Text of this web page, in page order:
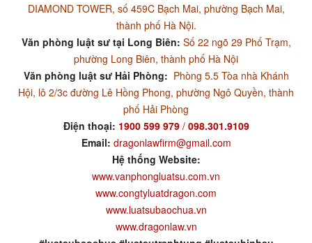
DIAMOND TOWER, số 459C Bạch Mai, phường Bạch Mai,
thành phố Hà Nội.
Văn phòng luật sư tại Long Biên: Số 22 ngõ 29 Phố Trạm,
phường Long Biên, thành phố Hà Nội
Văn phòng luật sư Hải Phòng: Phòng 5.5 Tòa nhà Khánh
Hội, lô 2/3c đường Lê Hồng Phong, phường Ngô Quyền, thành
phố Hải Phòng
Điện thoại: 1900 599 979/ 098.301.9109
Email: dragonlawfirm@gmail.com
Hệ thống Website:
www.vanphongluatsu.com.vn
www.congtyluatdragon.com
www.luatsubaochua.vn
www.dragonlaw.vn